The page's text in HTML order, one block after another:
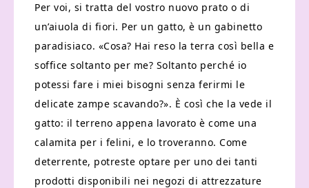
Per voi, si tratta del vostro nuovo prato o di
un’aiuola di fiori. Per un gatto, è un gabinetto
paradisiaco. «Cosa? Hai reso la terra così bella e
soffice soltanto per me? Soltanto perché io
potessi fare i miei bisogni senza ferirmi le
delicate zampe scavando?». È così che la vede il
gatto: il terreno appena lavorato è come una
calamita per i felini, e lo troveranno. Come
deterrente, potreste optare per uno dei tanti
prodotti disponibili nei negozi di attrezzature